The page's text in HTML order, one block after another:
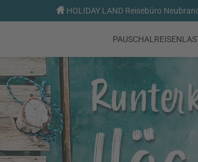
HOLIDAY LAND Reisebüro
PAUSCHALREISEN